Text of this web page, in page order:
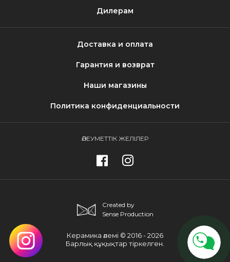
Дилерам
Доставка и оплата
Гарантия и возврат
Наши магазины
Политика конфиденциальности
ӘЛЕУМЕТТІК ЖЕЛІЛЕР
Керамика әлемі © 2016 - 2026
Барлық құқықтар тіркелген.
Created by
Sense Production